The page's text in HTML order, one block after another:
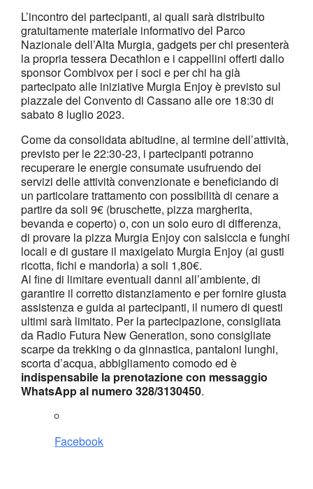
L’incontro dei partecipanti, ai quali sarà distribuito
gratuitamente materiale informativo del Parco
Nazionale dell’Alta Murgia, gadgets per chi presenterà
la propria tessera Decathlon e i cappellini offerti dallo
sponsor Combivox per i soci e per chi ha già
partecipato alle iniziative Murgia Enjoy è previsto sul
piazzale del Convento di Cassano alle ore 18:30 di
sabato 8 luglio 2023.
Come da consolidata abitudine, al termine dell’attività,
previsto per le 22:30-23, i partecipanti potranno
recuperare le energie consumate usufruendo dei
servizi delle attività convenzionate e beneficiando di
un particolare trattamento con possibilità di cenare a
partire da soli 9€ (bruschette, pizza margherita,
bevanda e coperto) o, con un solo euro di differenza,
di provare la pizza Murgia Enjoy con salsiccia e funghi
locali e di gustare il maxigelato Murgia Enjoy (ai gusti
ricotta, fichi e mandorla) a soli 1,80€.
Al fine di limitare eventuali danni all’ambiente, di
garantire il corretto distanziamento e per fornire giusta
assistenza e guida ai partecipanti, il numero di questi
ultimi sarà limitato. Per la partecipazione, consigliata
da Radio Futura New Generation, sono consigliate
scarpe da trekking o da ginnastica, pantaloni lunghi,
scorta d’acqua, abbigliamento comodo ed è
indispensabile la prenotazione con messaggio
WhatsApp al numero 328/3130450.
Facebook